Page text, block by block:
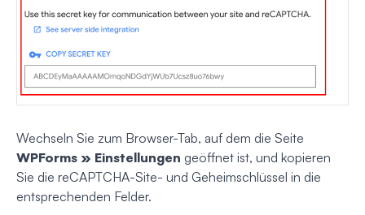
Wechseln Sie zum Browser-Tab, auf dem die Seite
WPForms » Einstellungen geöffnet ist, und kopieren
Sie die reCAPTCHA-Site- und Geheimschlüssel in die
entsprechenden Felder.